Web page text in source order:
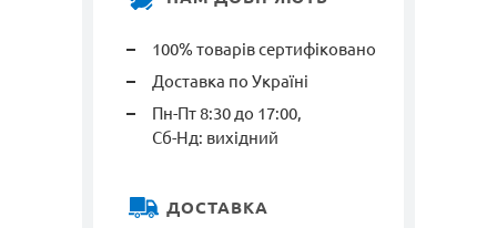
100% товарів сертифіковано
Доставка по Україні
Пн-Пт 8:30 до 17:00,
Сб-Нд: вихідний
ДОСТАВКА